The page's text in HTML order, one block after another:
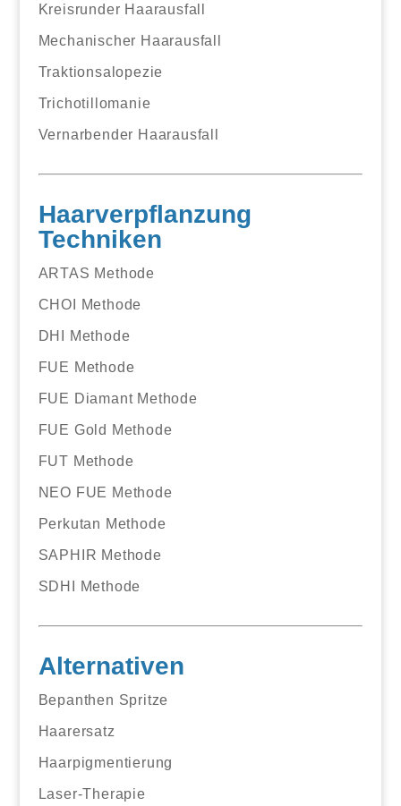
Kreisrunder Haarausfall
Mechanischer Haarausfall
Traktionsalopezie
Trichotillomanie
Vernarbender Haarausfall
Haarverpflanzung
Techniken
ARTAS Methode
CHOI Methode
DHI Methode
FUE Methode
FUE Diamant Methode
FUE Gold Methode
FUT Methode
NEO FUE Methode
Perkutan Methode
SAPHIR Methode
SDHI Methode
Alternativen
Bepanthen Spritze
Haarersatz
Haarpigmentierung
Laser-Therapie